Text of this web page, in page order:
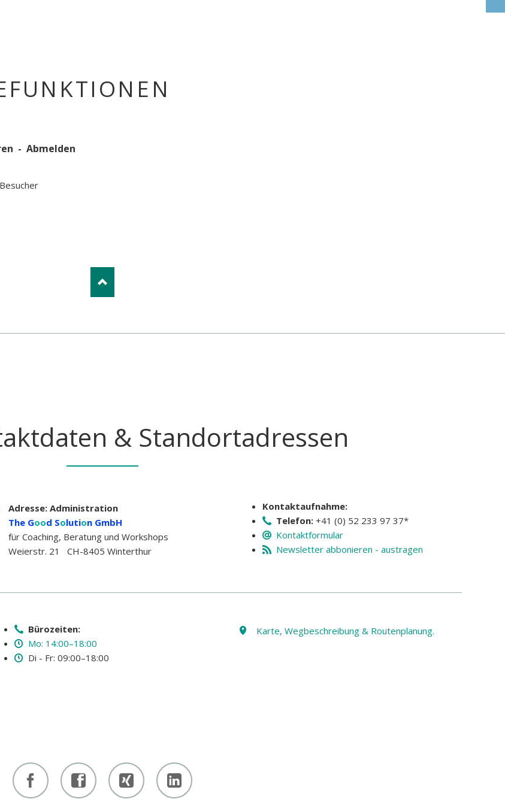
- Abmelden
& Standortadressen
Adresse: Administration
The Good Solution GmbH
für Coaching, Beratung und Workshops
Weierstr. 21 CH-8405 Winterthur
Kontaktaufnahme:
Telefon:+41 (0) 52 233 97 37*
Kontaktformular
Newsletter abbonieren - austragen
Bürozeiten:
Mo: 14:00–18:00
Di - Fr: 09:00–18:00
Karte, Wegbeschreibung & Routenplanung.